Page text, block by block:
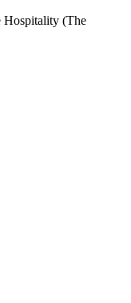
Hospitality (The